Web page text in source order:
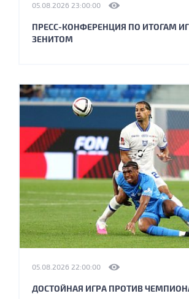
05.08.2026 23:00:00
ПРЕСС-КОНФЕРЕНЦИЯ ПО ИТОГАМ
ЗЕНИТОМ
05.08.2026 22:00:00
ДОСТОЙНАЯ ИГРА ПРОТИВ